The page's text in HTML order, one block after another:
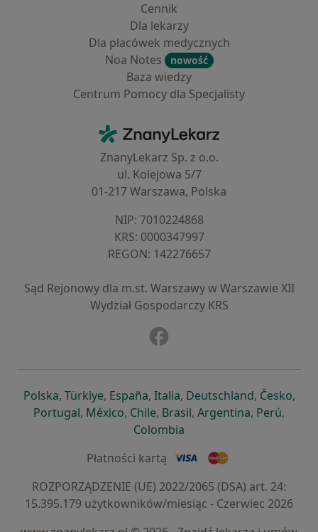
Cennik
Dla lekarzy
Dla placówek medycznych
Noa Notes
nowość
Baza wiedzy
Centrum Pomocy dla Specjalisty
ZnanyLekarz - Strona główna
ZnanyLekarz Sp. z o.o.
ul. Kolejowa 5/7
01-217 Warszawa, Polska
NIP: ⁠7010224868
KRS: ⁠0000347997
REGON: ⁠142276657
Sąd Rejonowy dla m.st. Warszawy w Warszawie XII
Wydział Gospodarczy KRS
Polskaotwiera się w nowej karcie
, Türkiyeotwiera się w nowej karcie
, Españaotwiera się w nowej karcie
, Italiaotwiera się w nowej
, Deutschlandotwiera się
, Česko,
Portugalotwiera się w nowej karcie
, Méxicootwiera się w nowej karcie
, Chileotwiera się w nowej karcie
, Brasilotwiera się w nowej
, Argentinaotwiera się
, Perú,
Colombia
Płatności kartą
ROZPORZĄDZENIE (UE) 2022/2065 (DSA) art. 24:
15.395.179 użytkowników/miesiąc - Czerwiec 2026